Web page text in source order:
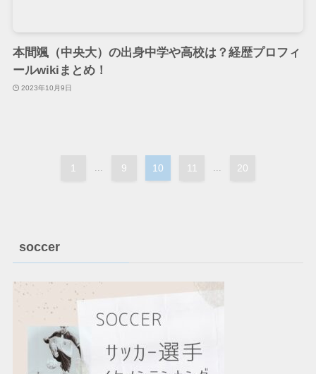
本間颯（中央大）の出身中学や高校は？経歴プロフィ
ールwikiまとめ！
2023年10月9日
1 ... 9 10 11 ... 20
soccer